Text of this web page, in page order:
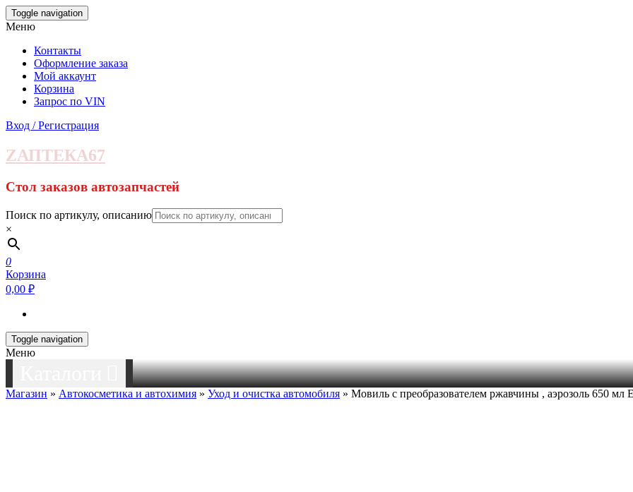
Skip
to
content
Toggle navigation
Меню
Контакты
Оформление заказа
Мой аккаунт
Корзина
Запрос по VIN
Вход / Регистрация
ZАПТЕКА67
Стол заказов автозапчастей
Поиск по артикулу, описанию
×
0
Корзина
0,00 ₽
Toggle navigation
Меню
Магазин » Автокосметика и автохимия » Уход и очистка автомобиля » Мовиль с преобразователем ржавчины , аэрозоль 650 мл